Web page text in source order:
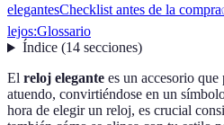
elegantesChecklist antes de la compra
lejos:Glossario
Índice(14 secciones)
El reloj elegante es un accesorio
atuendo, convirtiéndose en un
hora de elegir un reloj, es crucial